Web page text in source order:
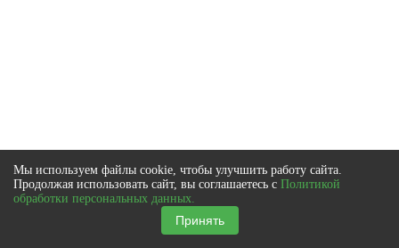
Мы используем файлы cookie, чтобы улучшить работу сайта.
Продолжая использовать сайт, вы соглашаетесь с Политикой
обработки персональных данных.
Принять